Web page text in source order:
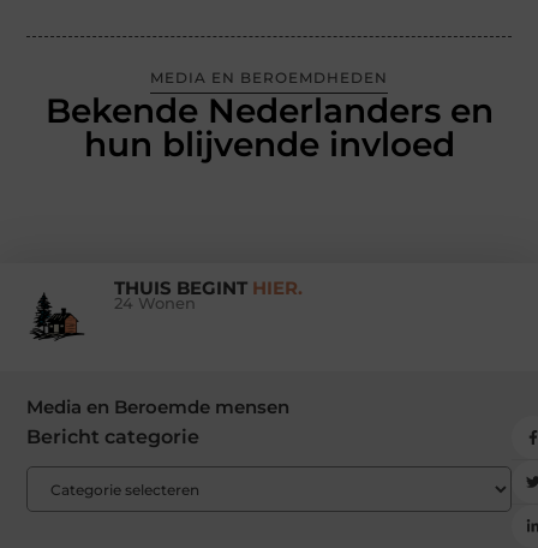
MEDIA EN BEROEMDHEDEN
Bekende Nederlanders en
hun blijvende invloed
THUIS BEGINT HIER.
24 Wonen
Media en Beroemde mensen
Bericht categorie